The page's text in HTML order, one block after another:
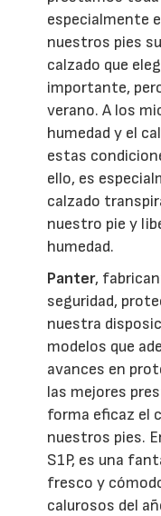
especialmente
nuestros pies
calzado que
importante,
verano. A los
humedad y el
estas
ello, es
calzado
nuestro pie y
humedad.
Panter,
seguridad,
nuestra
modelos que
avances en
las mejores
forma eficaz el
nuestros pies.
S1P, es una
fresco y
calurosos del